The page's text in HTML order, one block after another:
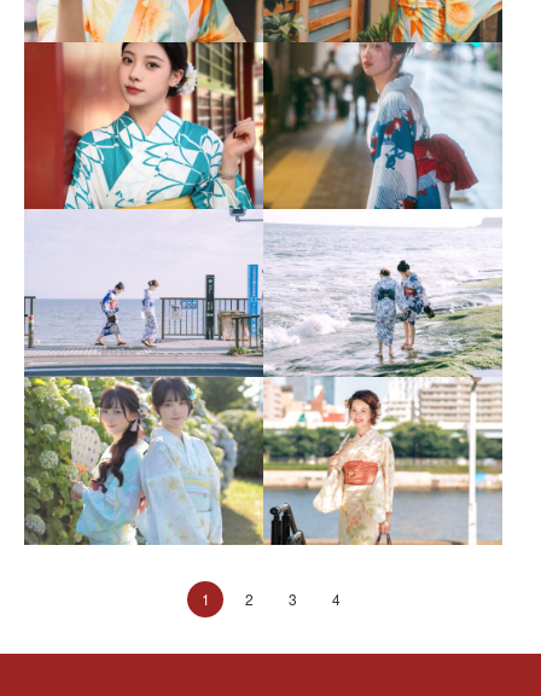
1 2 3 4